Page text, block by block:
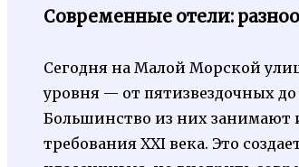
Современные отели:
Сегодня на Малой Морской
уровня — от пятизвездочных
Большинство из них занимают
требования XXI века. Это